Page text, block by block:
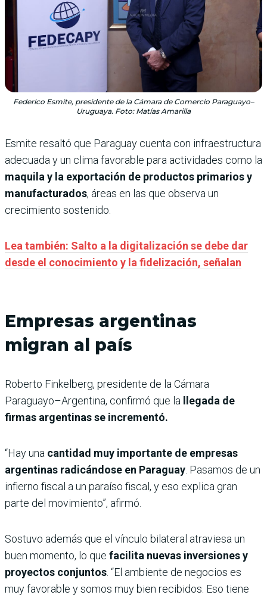
Federico Esmite, presidente de la Cámara de Comercio Paraguayo–
Uruguaya. Foto: Matías Amarilla
Esmite resaltó que Paraguay cuenta con infraestructura
adecuada y un clima favorable para actividades como la
maquila y la exportación de productos primarios y
manufacturados, áreas en las que observa un
crecimiento sostenido.
Lea también: Salto a la digitalización se debe dar
desde el conocimiento y la fidelización, señalan
Empresas argentinas
migran al país
Roberto Finkelberg, presidente de la Cámara
Paraguayo–Argentina, confirmó que la llegada de
firmas argentinas se incrementó.
“Hay una cantidad muy importante de empresas
argentinas radicándose en Paraguay . Pasamos de un
infierno fiscal a un paraíso fiscal, y eso explica gran
parte del movimiento”, afirmó.
Sostuvo además que el vínculo bilateral atraviesa un
buen momento, lo que facilita nuevas inversiones y
proyectos conjuntos . “El ambiente de negocios es
muy favorable y somos muy bien recibidos. Eso tiene